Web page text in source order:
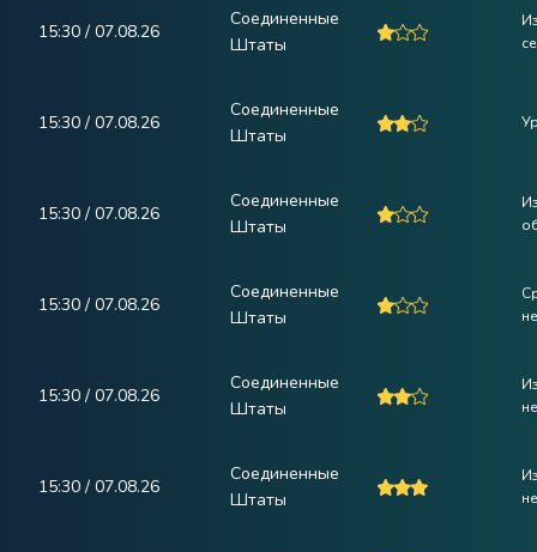
15:30 / 07.08.26
Соединенные
Штаты
15:30 / 07.08.26
Соединенные
Штаты
15:30 / 07.08.26
Соединенные
Штаты
15:30 / 07.08.26
Соединенные
Штаты
15:30 / 07.08.26
Соединенные
Штаты
15:30 / 07.08.26
Соединенные
Штаты